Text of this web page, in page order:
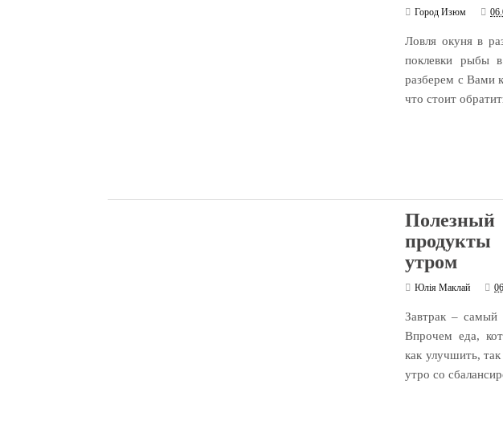
Город Изюм
Ловля окуня в
поклевки рыбы
разберем с Вами
что стоит
продукты
утром
Юлія Маклай
Завтрак –
Впрочем еда,
как улучшить,
утро со